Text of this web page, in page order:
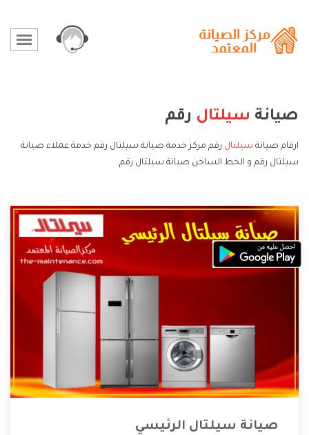
صيانة سيلتال رقم
ارقام صيانة سيلتال رقم مركز خدمة صيانة سيلتال رقم خدمة عملاء صيانة
سيلتال رقم و الخط الساخن صيانة سيلتال رقم.
صيانة سيلتال الرئيسي